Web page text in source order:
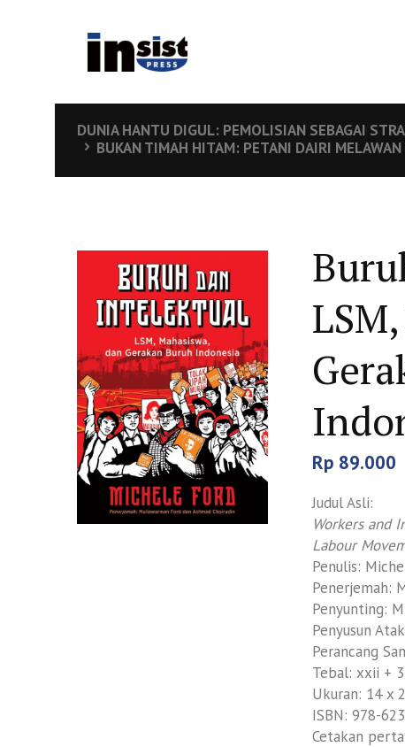
DUNIA HANTU DIGUL: PEMOLISIAN SEBAGAI
BUKAN TIMAH HITAM: PETANI DAIRI
Rp 89.000
Judul Asli:
Workers and
Labour
Penulis:
Penerjemah:
Penyunting:
Penyusun
Perancang
Tebal: xxii +
Ukuran: 14 x
ISBN: 978-
Cetakan